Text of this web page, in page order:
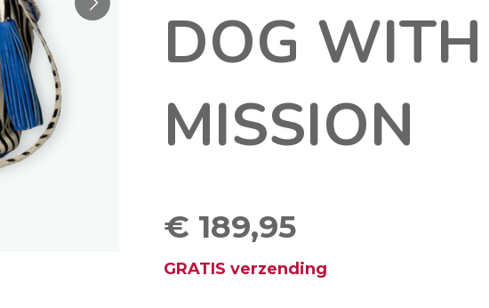
DOG
MISSION
€ 189,95
GRATIS verzending